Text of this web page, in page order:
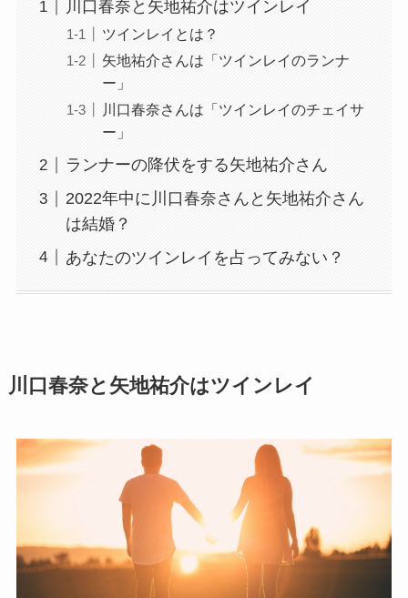
川口春奈と矢地祐介はツインレイ
ツインレイとは？
矢地祐介さんは「ツインレイのランナ
ー」
川口春奈さんは「ツインレイのチェイサ
ー」
ランナーの降伏をする矢地祐介さん
2022年中に川口春奈さんと矢地祐介さん
は結婚？
あなたのツインレイを占ってみない？
川口春奈と矢地祐介はツインレイ